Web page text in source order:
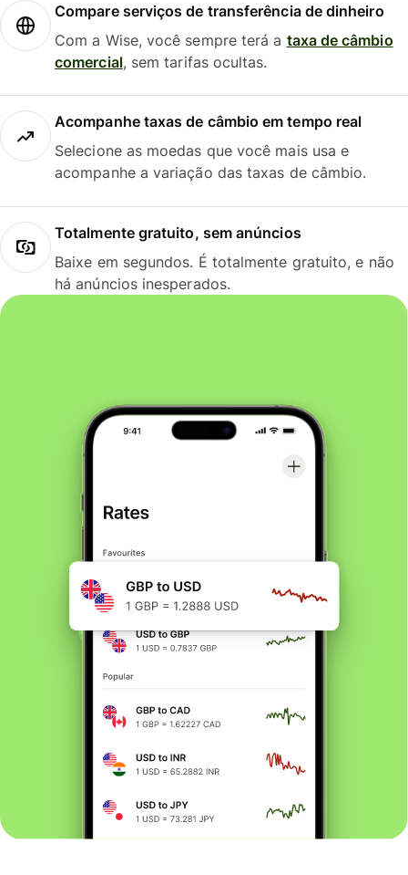
Compare serviços de transferência de dinheiro
Com a Wise, você sempre terá a taxa de câmbio
comercial, sem tarifas ocultas.
Acompanhe taxas de câmbio em tempo real
Selecione as moedas que você mais usa e
acompanhe a variação das taxas de câmbio.
Totalmente gratuito, sem anúncios
Baixe em segundos. É totalmente gratuito, e não
há anúncios inesperados.